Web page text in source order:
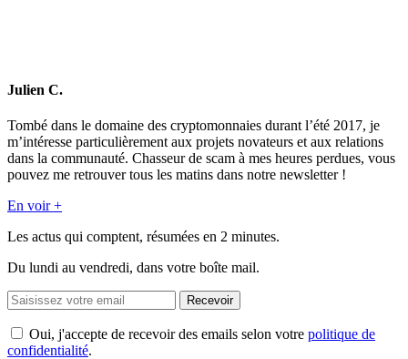
Julien C.
Tombé dans le domaine des cryptomonnaies durant l’été 2017, je
m’intéresse particulièrement aux projets novateurs et aux relations
dans la communauté. Chasseur de scam à mes heures perdues, vous
pouvez me retrouver tous les matins dans notre newsletter !
En voir +
Les actus qui comptent, résumées en 2 minutes.
Du lundi au vendredi, dans votre boîte mail.
Recevoir
Oui, j'accepte de recevoir des emails selon votre politique de
confidentialité.